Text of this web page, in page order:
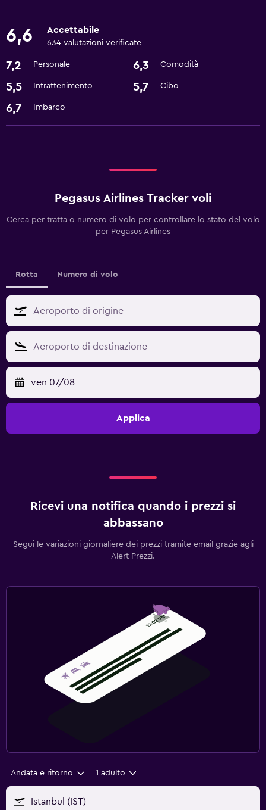
6,6 Accettabile
634 valutazioni verificate
7,2 Personale 6,3 Comodità
5,5 Intrattenimento 5,7 Cibo
6,7 Imbarco
Pegasus Airlines Tracker voli
Cerca per tratta o numero di volo per controllare lo stato del volo
per Pegasus Airlines
Rotta Numero di volo
ven 07/08
Applica
Ricevi una notifica quando i prezzi si
abbassano
Segui le variazioni giornaliere dei prezzi tramite email grazie agli
Alert Prezzi.
Andata e ritorno 1 adulto
Istanbul (IST)